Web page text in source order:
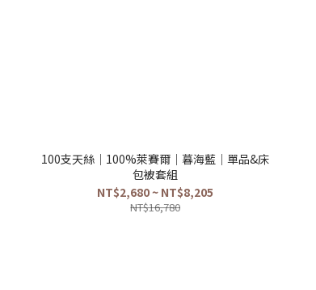
100支天絲｜100%萊賽爾｜暮海藍｜單品&床
包被套組
NT$2,680 ~ NT$8,205
NT$16,780